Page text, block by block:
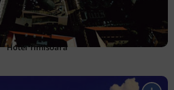
Hotel Timisoara